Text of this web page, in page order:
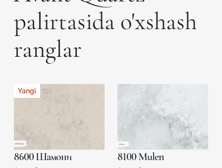
palirtasida o'xshash
ranglar
Yangi
8600 Шамони 8100 Mulen